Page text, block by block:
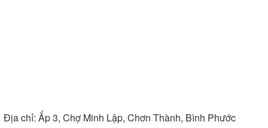
Địa chỉ: Ấp 3, Chợ Minh Lập, Chơn Thành, Bình Phước